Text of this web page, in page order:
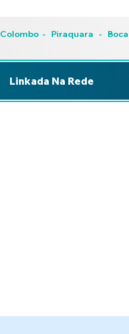
Colombo- Piraquara -
Linkada Na Rede